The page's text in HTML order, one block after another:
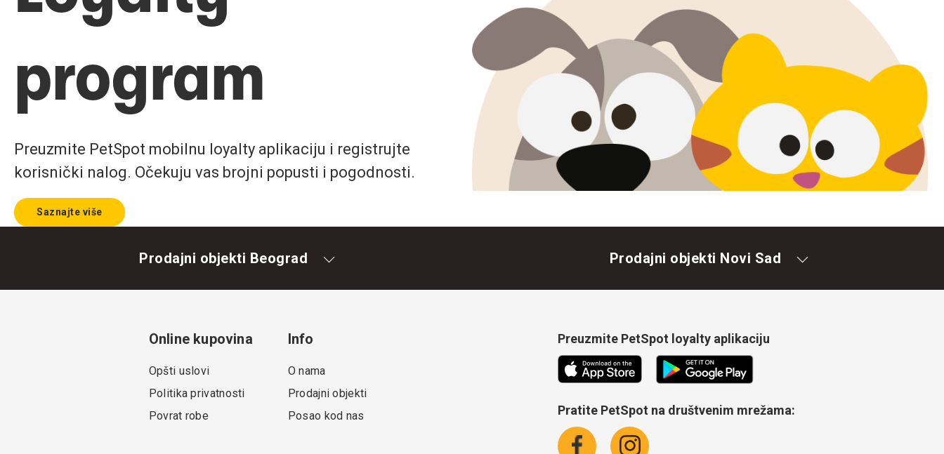
program
Preuzmite PetSpot mobilnu loyalty aplikaciju i registrujte
korisnički nalog. Očekuju vas brojni popusti i pogodnosti.
Saznajte više
Prodajni objekti Beograd Prodajni objekti Novi Sad
Online kupovina
Opšti uslovi
Politika privatnosti
Povrat robe
Info
O nama
Prodajni objekti
Posao kod nas
Preuzmite PetSpot loyalty aplikaciju
Pratite PetSpot na društvenim mrežama: